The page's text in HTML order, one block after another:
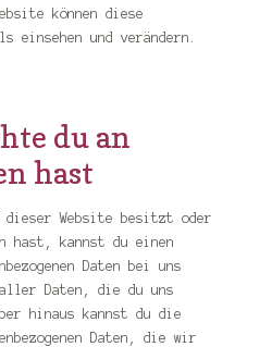
können diese
einsehen und verändern.
du an
hast
dieser Website besitzt oder
hast, kannst du einen
Daten bei uns
Daten, die du uns
hinaus kannst du die
Daten, die wir